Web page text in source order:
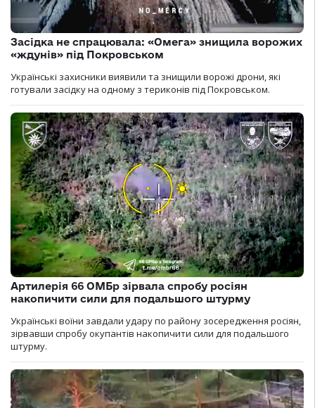
Засідка не спрацювала: «Омега» знищила ворожих
«ждунів» під Покровськом
Українські захисники виявили та знищили ворожі дрони, які
готували засідку на одному з териконів під Покровськом.
Артилерія 66 ОМБр зірвала спробу росіян
накопичити сили для подальшого штурму
Українські воїни завдали удару по району зосередження росіян,
зірвавши спробу окупантів накопичити сили для подальшого
штурму.